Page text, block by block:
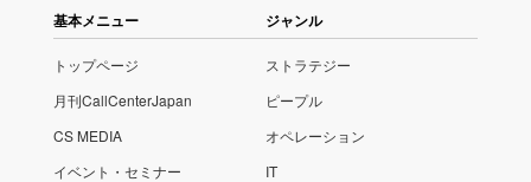
基本メニュー
トップページ
月刊CallCenterJapan
CS MEDIA
イベント・セミナー
ジャンル
ストラテジー
ピープル
オペレーション
IT